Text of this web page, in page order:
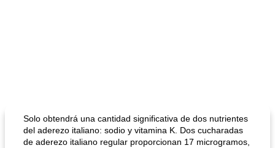
Solo obtendrá una cantidad significativa de dos nutrientes
del aderezo italiano: sodio y vitamina K. Dos cucharadas
de aderezo italiano regular proporcionan 17 microgramos,